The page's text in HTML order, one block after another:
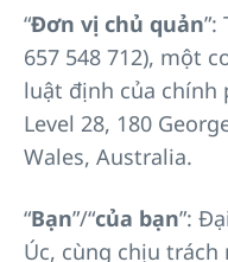
“Đơn vị chủ quản”:
657 548 712), một
luật định của chính
Level 28, 180
Wales, Australia.
“Bạn”/“của bạn”:
Úc, cùng chịu